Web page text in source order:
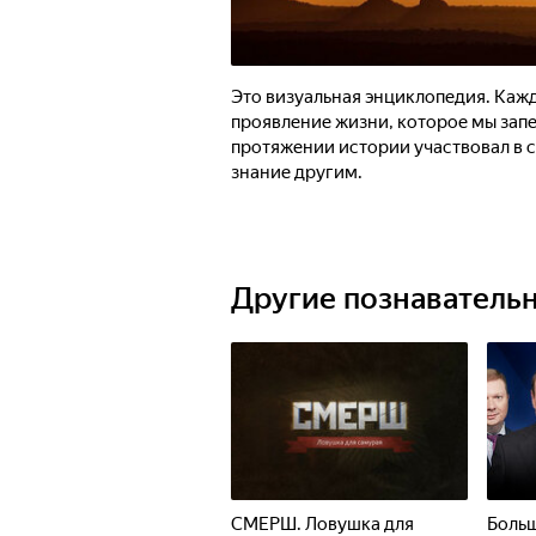
Это визуальная энциклопедия.
проявление жизни, которое мы
протяжении истории участвовал в
знание другим.
Другие
СМЕРШ. Ловушка для